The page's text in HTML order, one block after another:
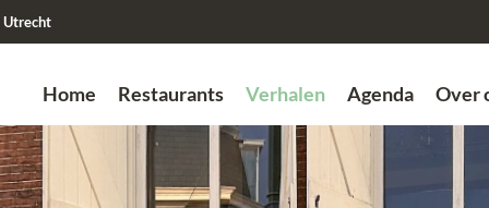
Utrecht
Home Restaurants Verhalen Agenda Over
Zoek